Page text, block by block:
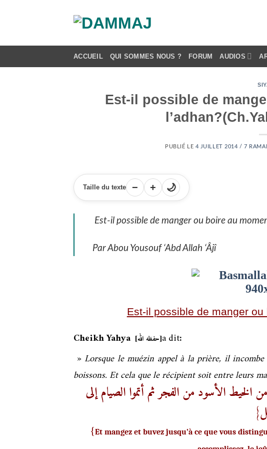
ACCUEIL QUI SOMMES NOUS ? FORUM AUDIOS
Est-il possible de
PUBLIÉ LE 4 JUILLET 2014 / 7
Taille du texte − + 🌙
Est-il possible de manger ou boire au
Par Abou Yousouf ‘Abd Allah ‘Âjî
Est-il possible de manger ou
Cheikh Yahya [حفظه الله]a dit:
» Lorsque le muézin appel à la prière, il
boissons. Et cela que le récipient soit entre leurs
الخيط الأسود من الفجر ثم أتموا الصيام إلى
}
}Et mangez et buvez jusqu’à ce que vous